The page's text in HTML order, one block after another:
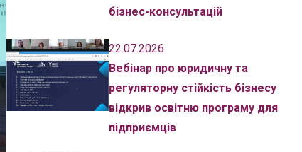
бізнес-консультацій
22.07.2026
Вебінар про юридичну та
регуляторну стійкість бізнесу
відкрив освітню програму для
підприємців